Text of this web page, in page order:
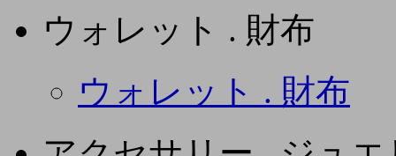
ウォレット . 財布
ウォレット . 財布